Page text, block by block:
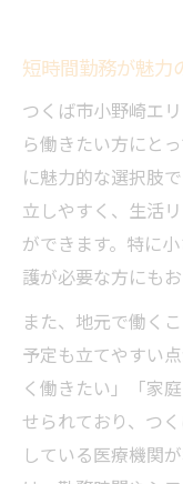
短時間勤務が魅力
つくば市小野崎エ
ら働きたい方にと
に魅力的な選択肢
立しやすく、生活
ができます。特に
護が必要な方にも
また、地元で働く
予定も立てやすい
く働きたい」「家
せられており、つ
している医療機関